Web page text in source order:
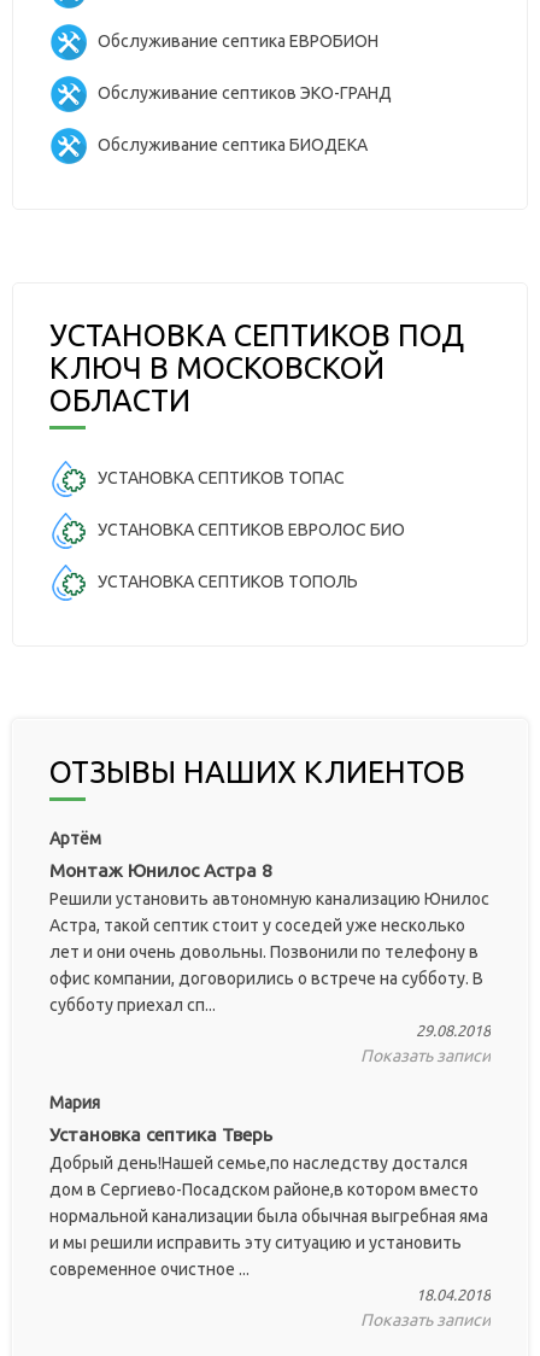
Обслуживание септика ЕВРОБИОН
Обслуживание септиков ЭКО-ГРАНД
Обслуживание септика БИОДЕКА
УСТАНОВКА СЕПТИКОВ ПОД
КЛЮЧ В МОСКОВСКОЙ
ОБЛАСТИ
УСТАНОВКА СЕПТИКОВ ТОПАС
УСТАНОВКА СЕПТИКОВ ЕВРОЛОС БИО
УСТАНОВКА СЕПТИКОВ ТОПОЛЬ
ОТЗЫВЫ НАШИХ КЛИЕНТОВ
Артём
Монтаж Юнилос Астра 8
Решили установить автономную канализацию Юнилос
Астра, такой септик стоит у соседей уже несколько
лет и они очень довольны. Позвонили по телефону в
офис компании, договорились о встрече на субботу. В
субботу приехал сп...
29.08.2018
Показать записи
Мария
Установка септика Тверь
Добрый день!Нашей семье,по наследству достался
дом в Сергиево-Посадском районе,в котором вместо
нормальной канализации была обычная выгребная яма
и мы решили исправить эту ситуацию и установить
современное очистное ...
18.04.2018
Показать записи